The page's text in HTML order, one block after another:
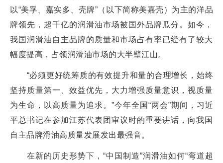
以“美孚、嘉实多、壳牌”（以下简称美嘉壳）为主的洋品
牌领先，超千亿的润滑油市场被国外品牌瓜分。如今，
我国润滑油自主品牌的质量和市场占有率已经有了较大
幅度提高，占领润滑油市场的大半壁江山。
“必须更好统筹质的有效提升和量的合理增长，始终
坚持质量第一、效益优先，大力增强质量意识，视质量
为生命，以高质量为追求。”今年全国“两会”期间，习近
平总书记在参加江苏代表团审议时的重要讲话，向我国
自主品牌滑油高质量发展发出最强音。
在新的历史形势下，“中国制造”润滑油如何“弯道超